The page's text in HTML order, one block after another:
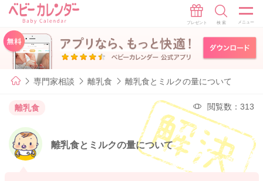
専門家相談 離乳食 離乳食とミルクの量について
離乳食 閲覧数：313
離乳食とミルクの量について